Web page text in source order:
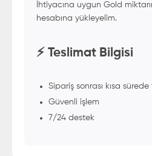
İhtiyacına uygun Gold
hesabına yükleyelim.
⚡ Teslimat Bilgisi
Sipariş sonrası kısa
Güvenli işlem
7/24 destek